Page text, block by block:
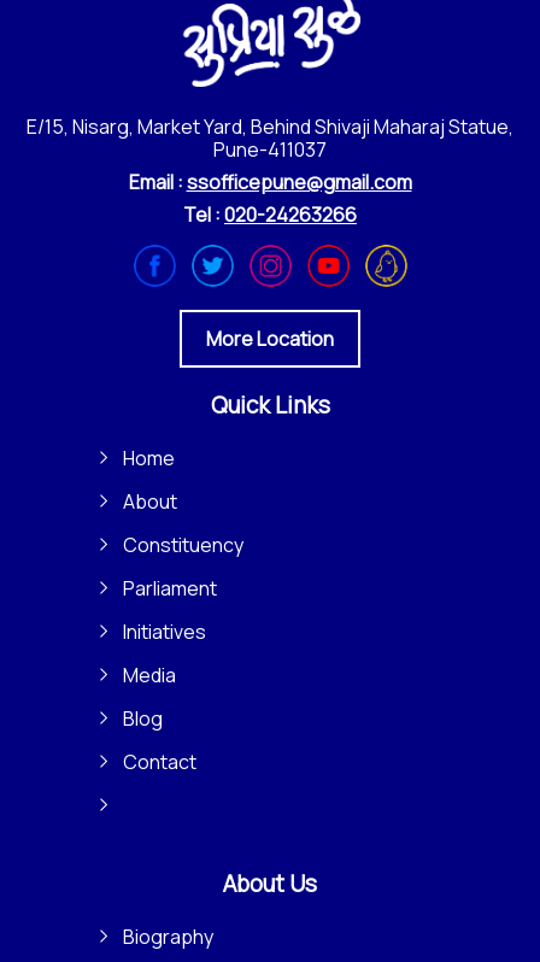
E/15, Nisarg, Market Yard, Behind Shivaji Maharaj Statue,
Pune-411037
Email :ssofficepune@gmail.com
Tel :020-24263266
More Location
Quick Links
Home
About
Constituency
Parliament
Initiatives
Media
Blog
Contact
About Us
Biography